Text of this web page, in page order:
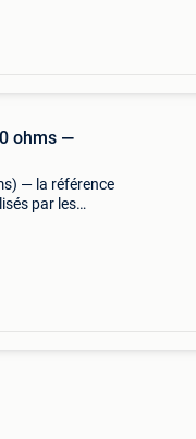
ohms —
— la référence
par les